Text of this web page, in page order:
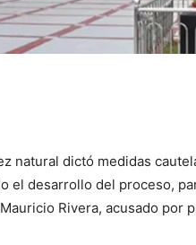
natural dictó medidas
el desarrollo del proceso,
Rivera, acusado